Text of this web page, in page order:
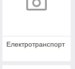
Електротранспорт